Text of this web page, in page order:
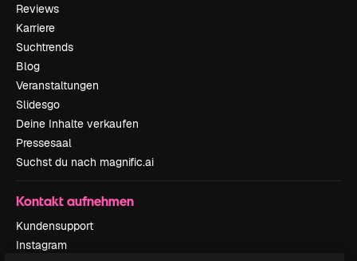
Reviews
Karriere
Suchtrends
Blog
Veranstaltungen
Slidesgo
Deine Inhalte verkaufen
Pressesaal
Suchst du nach magnific.ai
Kontakt aufnehmen
Kundensupport
Instagram